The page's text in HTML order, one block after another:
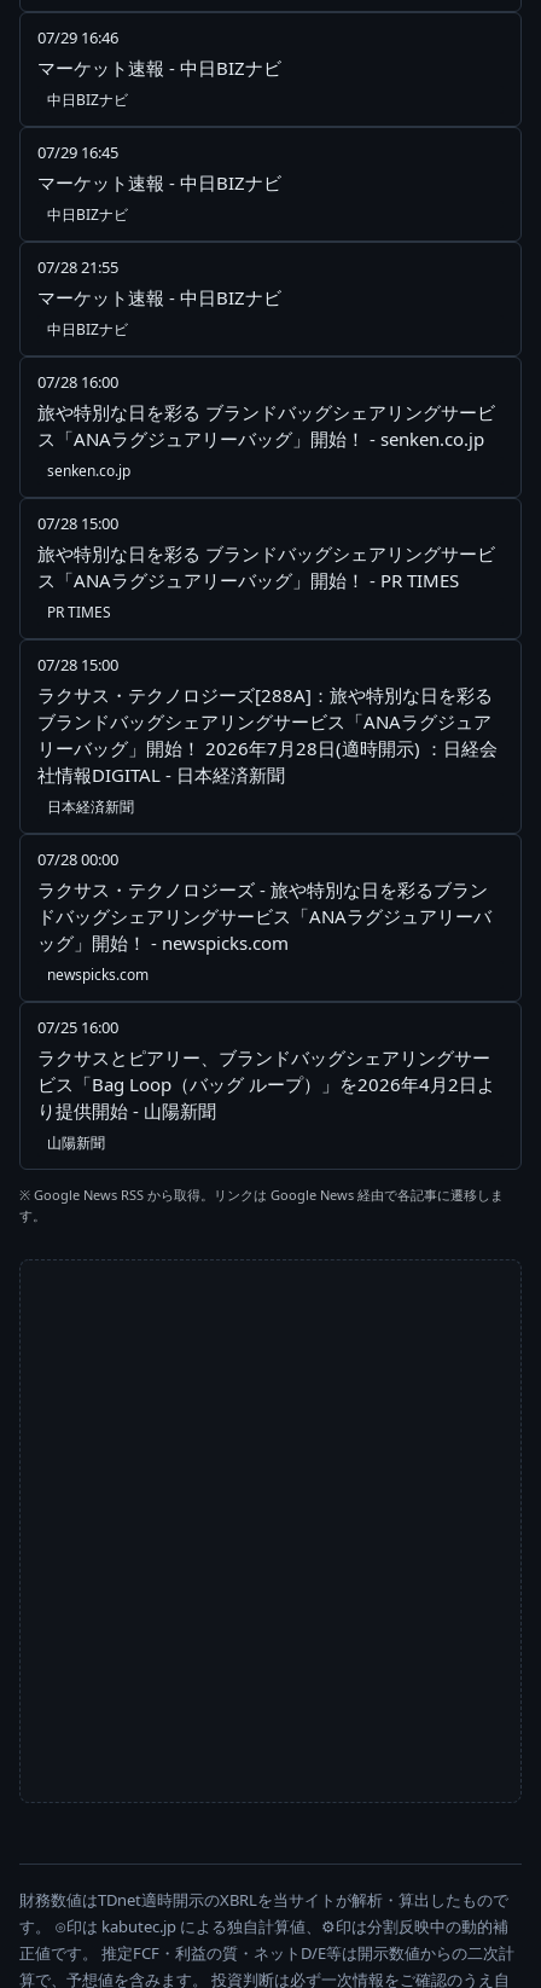
07/29 16:46
マーケット速報 - 中日BIZナビ
中日BIZナビ
07/29 16:45
マーケット速報 - 中日BIZナビ
中日BIZナビ
07/28 21:55
マーケット速報 - 中日BIZナビ
中日BIZナビ
07/28 16:00
旅や特別な日を彩る ブランドバッグシェアリングサービ
ス「ANAラグジュアリーバッグ」開始！ - senken.co.jp
senken.co.jp
07/28 15:00
旅や特別な日を彩る ブランドバッグシェアリングサービ
ス「ANAラグジュアリーバッグ」開始！ - PR TIMES
PR TIMES
07/28 15:00
ラクサス・テクノロジーズ[288A]：旅や特別な日を彩る
ブランドバッグシェアリングサービス「ANAラグジュア
リーバッグ」開始！ 2026年7月28日(適時開示) ：日経会
社情報DIGITAL - 日本経済新聞
日本経済新聞
07/28 00:00
ラクサス・テクノロジーズ - 旅や特別な日を彩るブラン
ドバッグシェアリングサービス「ANAラグジュアリーバ
ッグ」開始！ - newspicks.com
newspicks.com
07/25 16:00
ラクサスとピアリー、ブランドバッグシェアリングサー
ビス「Bag Loop（バッグ ループ）」を2026年4月2日よ
り提供開始 - 山陽新聞
山陽新聞
※ Google News RSS から取得。リンクは Google News 経由で各記事に遷移しま
す。
財務数値はTDnet適時開示のXBRLを当サイトが解析・算出したもので
す。 ⊙印は kabutec.jp による独自計算値、⚙印は分割反映中の動的補
正値です。 推定FCF・利益の質・ネットD/E等は開示数値からの二次計
算で、予想値を含みます。 投資判断は必ず一次情報をご確認のうえ自